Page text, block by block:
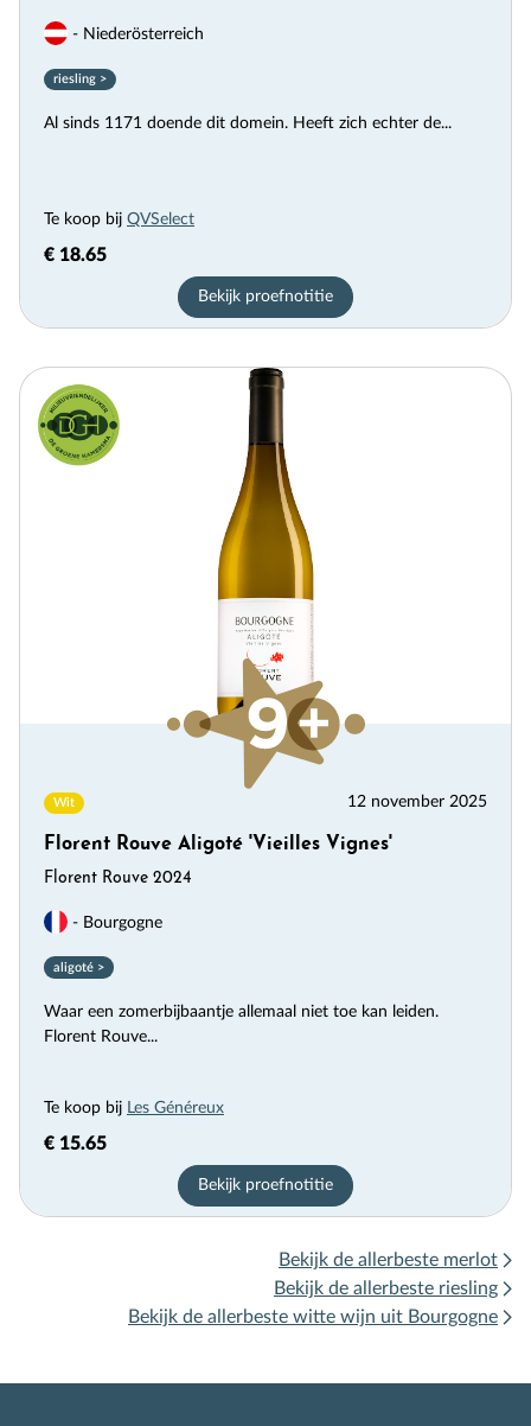
- Niederösterreich
riesling >
Al sinds 1171 doende dit domein. Heeft zich echter de...
Te koop bij QVSelect
€ 18.65
Bekijk proefnotitie
Wit 12 november 2025
Florent Rouve Aligoté 'Vieilles Vignes'
Florent Rouve 2024
- Bourgogne
aligoté >
Waar een zomerbijbaantje allemaal niet toe kan leiden.
Florent Rouve...
Te koop bij Les Généreux
€ 15.65
Bekijk proefnotitie
Bekijk de allerbeste merlot
Bekijk de allerbeste riesling
Bekijk de allerbeste witte wijn uit Bourgogne